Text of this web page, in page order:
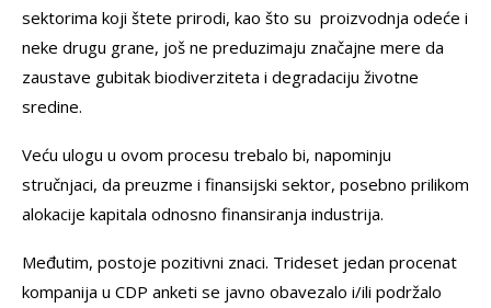
sektorima koji štete prirodi, kao što su proizvodnja odeće i
neke drugu grane, još ne preduzimaju značajne mere da
zaustave gubitak biodiverziteta i degradaciju životne
sredine.
Veću ulogu u ovom procesu trebalo bi, napominju
stručnjaci, da preuzme i finansijski sektor, posebno prilikom
alokacije kapitala odnosno finansiranja industrija.
Međutim, postoje pozitivni znaci. Trideset jedan procenat
kompanija u CDP anketi se javno obavezalo i/ili podržalo